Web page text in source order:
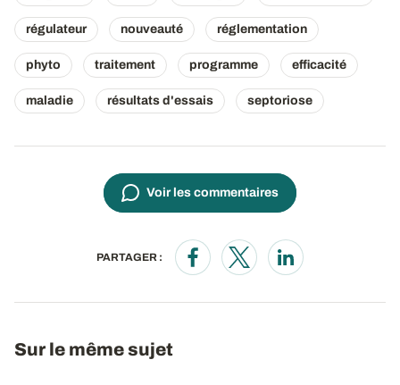
régulateur nouveauté réglementation
phyto traitement programme efficacité
maladie résultats d'essais septoriose
Voir les commentaires
PARTAGER :
Opens in a new window
Opens in a new window
Opens in a new
Sur le même sujet